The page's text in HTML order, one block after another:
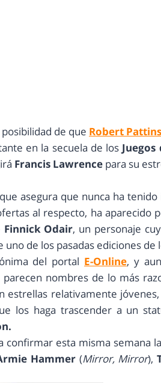
de que Robert
en la secuela de los
Francis Lawrence para su
asegura que nunca ha
al respecto, ha aparecido
Finnick Odair, un personaje
de los pasadas ediciones de
del portal E-Online, y
nombres de lo más
estrellas relativamente
los haga trascender a un
confirmar esta misma semana
Hammer (Mirror, Mirror),